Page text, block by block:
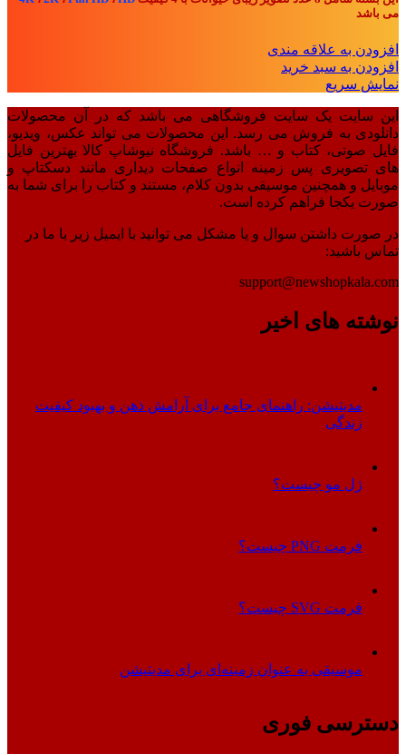
می باشد
افزودن به علاقه مندی
افزودن به سبد خرید
نمایش سریع
این سایت یک سایت فروشگاهی می باشد که در آن محصولات
دانلودی به فروش می رسد. این محصولات می تواند عکس، ویدیو،
فایل صوتی، کتاب و … باشد. فروشگاه نیوشاپ کالا بهترین فایل
های تصویری پس زمینه انواع صفحات دیداری مانند دسکتاپ و
موبایل و همچنین موسیقی بدون کلام، مستند و کتاب را برای شما به
صورت یکجا فراهم کرده است.
در صورت داشتن سوال و یا مشکل می توانید با ایمیل زیر با ما در
تماس باشید:
support@newshopkala.com
نوشته های اخیر
مدیتیشن: راهنمای جامع برای آرامش ذهن و بهبود کیفیت
زندگی
ژل مو چیست؟
فرمت PNG چیست؟
فرمت SVG چیست؟
موسیقی به عنوان زمینه‌ای برای مدیتیشن
دسترسی فوری